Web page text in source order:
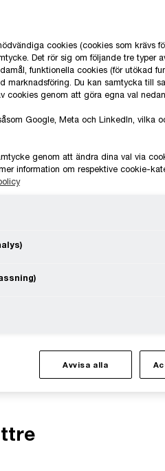
också
IT enligt
mycket tid
finansiella
i IT-projekt
i strategi,
cookies (cookies som krävs
Det rör sig om följande tre typer
funktionella cookies (för utökad
marknadsföring. Du kan samtycka till
cookies genom att göra egna val nedan.
Google, Meta och LinkedIn, vilka
genom att ändra dina val via
information om respektive cookie-
Avvisa alla